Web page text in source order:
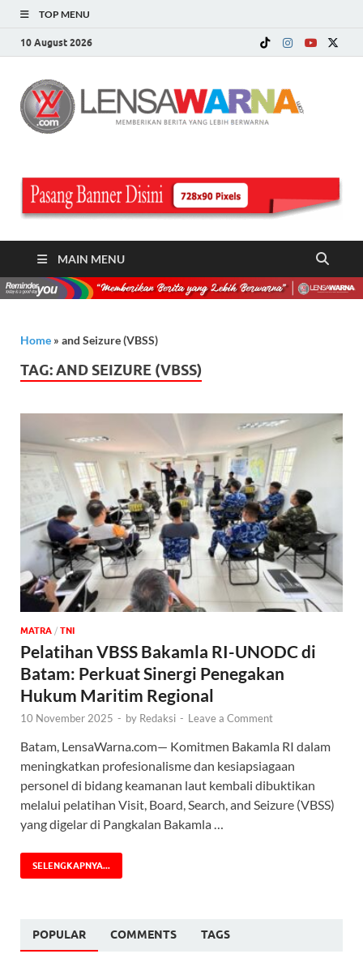
TOP MENU
10 August 2026
MAIN MENU
Home » and Seizure (VBSS)
TAG:AND SEIZURE (VBSS)
MATRA / TNI
Pelatihan VBSS Bakamla RI-UNODC di
Batam: Perkuat Sinergi Penegakan
Hukum Maritim Regional
10 November 2025 - by Redaksi - Leave a Comment
Batam, LensaWarna.com— Komitmen Bakamla RI dalam
meningkatkan profesionalisme dan kesiapsiagaan
personel di bidang keamanan laut kembali dibuktikan
melalui pelatihan Visit, Board, Search, and Seizure (VBSS)
yang digelar di Pangkalan Bakamla …
SELENGKAPNYA...
POPULAR COMMENTS TAGS